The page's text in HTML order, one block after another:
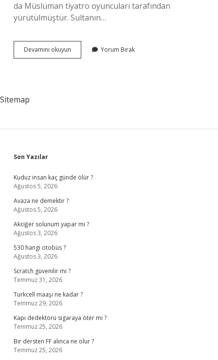
da Müslüman tiyatro oyuncuları tarafından
yürütülmüştür. Sultanın…
Devamını okuyun
Tarihi
Yorum Bırak
Sitemap
Sidebar
Son Yazılar
Kuduz insan kaç günde ölür ?
Ağustos 5, 2026
Avaza ne demektir ?
Ağustos 5, 2026
Akciğer solunum yapar mı ?
Ağustos 3, 2026
530 hangi otobüs ?
Ağustos 3, 2026
Scratch güvenilir mi ?
Temmuz 31, 2026
Turkcell maaşı ne kadar ?
Temmuz 29, 2026
Kapı dedektörü sigaraya öter mi ?
Temmuz 25, 2026
Bir dersten FF alınca ne olur ?
Temmuz 25, 2026